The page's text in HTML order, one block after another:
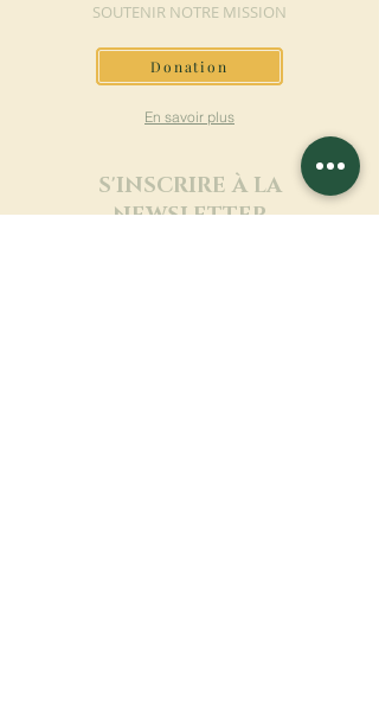
SOUTENIR NOTRE MISSION
Donation
En savoir plus
S'INSCRIRE À LA
NEWSLETTER